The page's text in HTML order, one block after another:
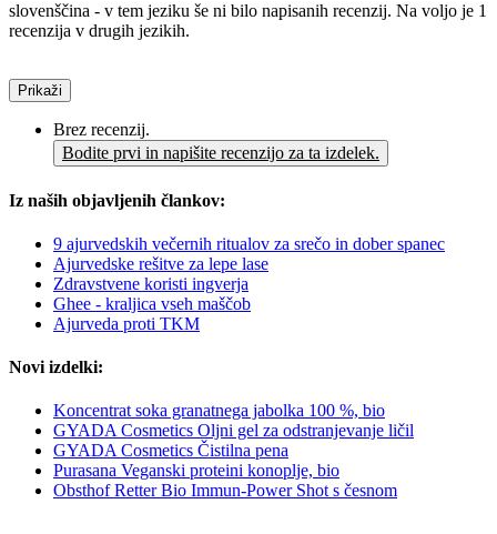
slovenščina - v tem jeziku še ni bilo napisanih recenzij. Na voljo je 1
recenzija v drugih jezikih.
Prikaži
Brez recenzij.
Bodite prvi in napišite recenzijo za ta izdelek.
Iz naših objavljenih člankov:
9 ajurvedskih večernih ritualov za srečo in dober spanec
Ajurvedske rešitve za lepe lase
Zdravstvene koristi ingverja
Ghee - kraljica vseh maščob
Ajurveda proti TKM
Novi izdelki:
Koncentrat soka granatnega jabolka 100 %, bio
GYADA Cosmetics Oljni gel za odstranjevanje ličil
GYADA Cosmetics Čistilna pena
Purasana Veganski proteini konoplje, bio
Obsthof Retter Bio Immun-Power Shot s česnom